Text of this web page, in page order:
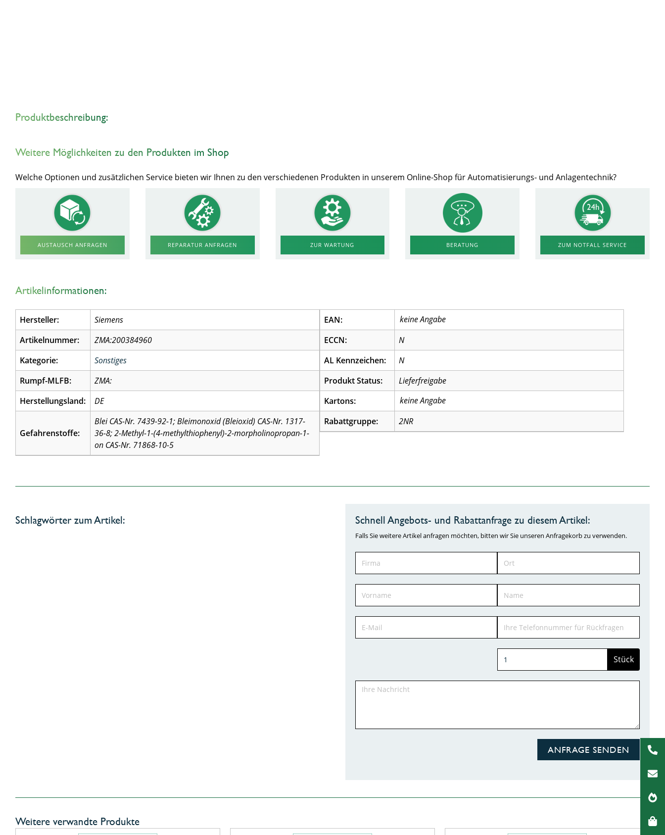
Produktbeschreibung:
Weitere Möglichkeiten zu den Produkten im Shop
Welche Optionen und zusätzlichen Service bieten wir Ihnen zu den verschiedenen Produkten in unserem Online-Shop für Automatisierungs- und Anlagentechnik?
AUSTAUSCH ANFRAGEN REPARATUR ANFRAGEN ZUR WARTUNG BERATUNG ZUM NOTFALL SERVICE
Artikelinformationen:
Hersteller:
Siemens
Artikelnummer:
ZMA:200384960
Kategorie:
Sonstiges
Rumpf-MLFB:
ZMA:
Herstellungsland:
DE
Gefahrenstoffe:
Blei CAS-Nr. 7439-92-1; Bleimonoxid (Bleioxid) CAS-Nr. 1317-
36-8; 2-Methyl-1-(4-methylthiophenyl)-2-morpholinopropan-1-
on CAS-Nr. 71868-10-5
EAN:
ECCN:
N
AL Kennzeichen:
N
Produkt Status:
Lieferfreigabe
Kartons:
Rabattgruppe:
2NR
Schlagwörter zum Artikel: Schnell Angebots- und Rabattanfrage zu diesem Artikel:
Falls Sie weitere Artikel anfragen möchten, bitten wir Sie unseren Anfragekorb zu verwenden.
Stück
ANFRAGE SENDEN
Weitere verwandte Produkte